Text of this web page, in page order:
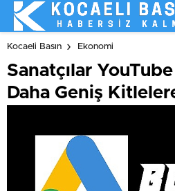
Kocaeli Basın Ekonomi
Sanatçılar
Daha Geniş